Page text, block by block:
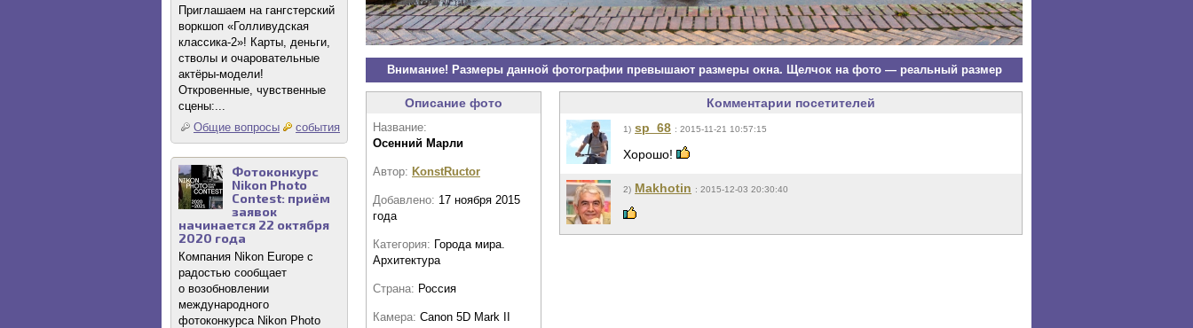
Приглашаем на гангстерский
воркшоп «Голливудская
классика-2»! Карты, деньги,
стволы и очаровательные
актёры-модели!
Откровенные, чувственные
сцены:...
Общие вопросы
события
Фотоконкурс
Nikon Photo
Contest: приём
заявок
начинается 22 октября
2020 года
Компания Nikon Europe с
радостью сообщает
о возобновлении
международного
фотоконкурса Nikon Photo
Внимание! Размеры данной фотографии превышают размеры окна. Щелчок на фото — реальный размер
Описание фото
Название:
Осенний Марли
Автор: KonstRuctor
Добавлено: 17 ноября 2015
года
Категория: Города мира.
Архитектура
Страна: Россия
Камера: Canon 5D Mark II
Комментарии посетителей
1) sp_68 : 2015-11-21 10:57:15
Хорошо!
2) Makhotin : 2015-12-03 20:30:40